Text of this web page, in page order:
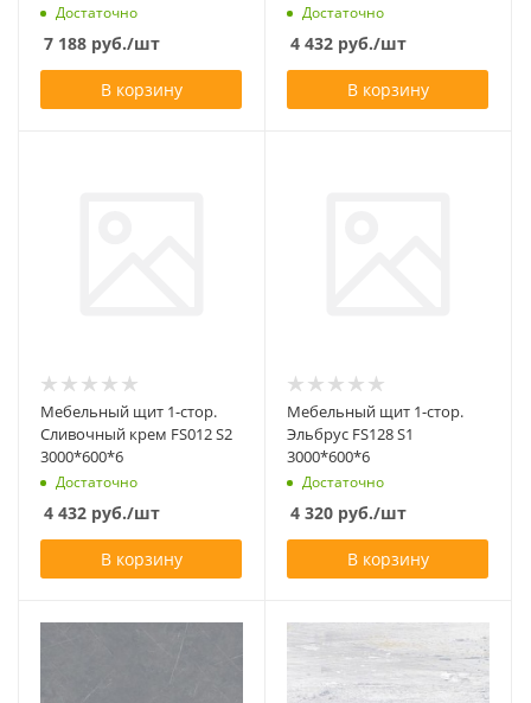
Достаточно
7 188 руб./шт
В корзину
Достаточно
4 432 руб./шт
В корзину
Мебельный щит 1-стор.
Сливочный крем FS012 S2
3000*600*6
Достаточно
4 432 руб./шт
В корзину
Мебельный щит 1-стор.
Эльбрус FS128 S1
3000*600*6
Достаточно
4 320 руб./шт
В корзину